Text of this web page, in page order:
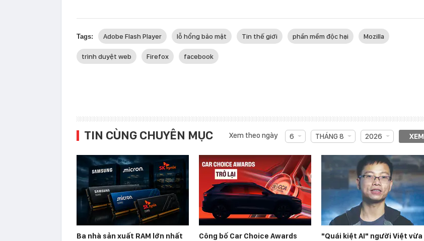
Tags: Adobe Flash Player lỗ hổng bảo mật Tin thế giới phần mềm độc hại Mozilla
trình duyệt web Firefox facebook
TIN CÙNG CHUYÊN MỤC Xem theo ngày 6 THÁNG 8 2026 XEM
Ba nhà sản xuất RAM lớn nhất
Công bố Car Choice Awards
"Quái kiệt AI" người Việt vừa